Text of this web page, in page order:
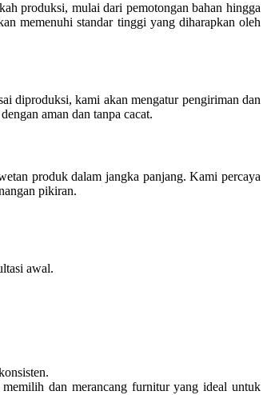
produksi, mulai dari pemotongan bahan hingga
memenuhi standar tinggi yang diharapkan oleh
diproduksi, kami akan mengatur pengiriman dan
aman dan tanpa cacat.
produk dalam jangka panjang. Kami percaya
pikiran.
awal.
dan merancang furnitur yang ideal untuk